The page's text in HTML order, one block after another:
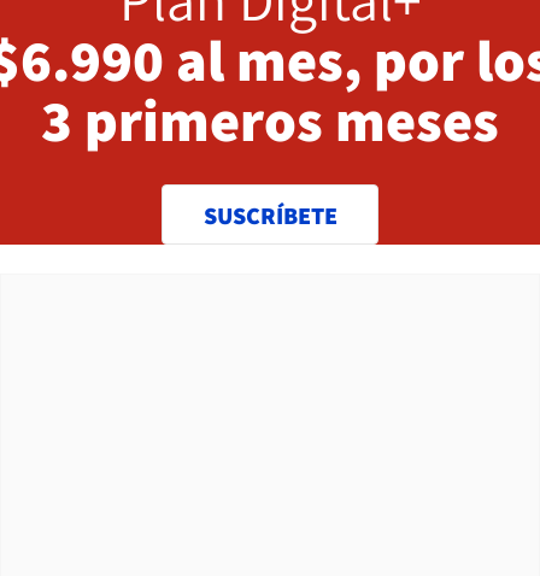
al mes, por
3 primeros meses
SUSCRÍBETE